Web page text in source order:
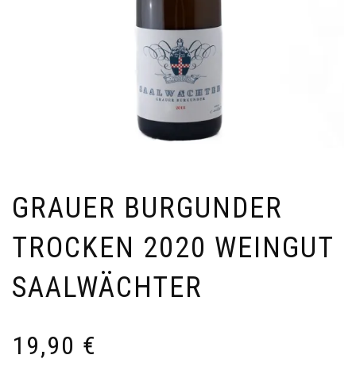
GRAUER BURGUNDER
TROCKEN 2020 WEINGUT
SAALWÄCHTER
19,90 €